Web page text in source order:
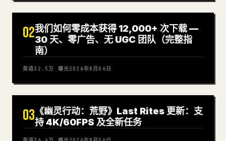
02我们如何零成本获得 12,000+ 次下载 —
30 天、零广告、无 UGC 团队（完整指
南）
英语32.5万 曝光2026年8月06日
03 《幽灵行动：荒野》Last Rites 更新：支
持 4K/60FPS 及全新任务